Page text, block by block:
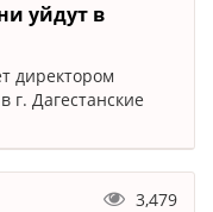
уйдут в
директором
г. Дагестанские
3,479